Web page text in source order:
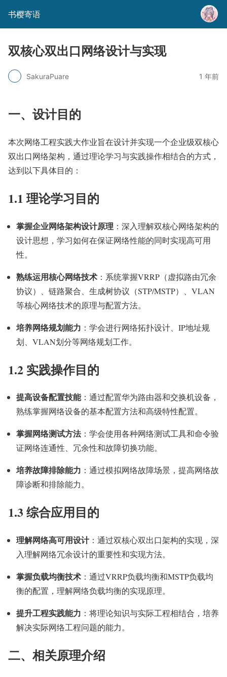
书樱寄语
双核心双出口网络设计与实现
SakuraPuare 1 年前
一、设计目的
本次网络工程实践大作业旨在设计并实现一个企业级双核心
双出口网络架构，通过理论学习与实践操作相结合的方式，
达到以下具体目的：
1.1 理论学习目的
掌握企业网络架构设计原理 ：深入理解双核心网络架构的
设计思想，学习如何在保证网络性能的同时实现高可用
性。
熟练运用核心网络技术 ：系统掌握VRRP（虚拟路由冗余
协议）、链路聚合、生成树协议（STP/MSTP）、VLAN
等核心网络技术的原理与配置方法。
培养网络规划能力 ：学会进行网络拓扑设计、IP地址规
划、VLAN划分等网络规划工作。
1.2 实践操作目的
提高设备配置技能：通过配置华为路由器和交换机设备，
熟练掌握网络设备的基本配置方法和高级特性配置。
掌握网络测试方法：学会使用各种网络测试工具和命令验
证网络连通性、冗余性和故障切换功能。
培养故障排除能力 ：通过模拟网络故障场景，提高网络故
障诊断和排除能力。
1.3 综合应用目的
理解网络高可用设计：通过双核心双出口架构的实现，深
入理解网络冗余设计的重要性和实现方法。
掌握负载均衡技术 ：通过VRRP负载均衡和MSTP负载均
衡的配置，理解网络负载均衡的实现原理。
提升工程实践能力 ：将理论知识与实际工程相结合，培养
解决实际网络工程问题的能力。
二、相关原理介绍